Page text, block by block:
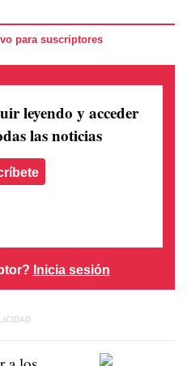
para suscriptores
leyendo y acceder
las noticias
Inicia sesión